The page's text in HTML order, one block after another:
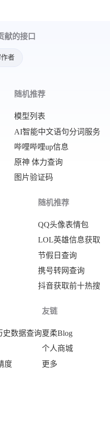
献的接口
者
随机推荐
模型列表
AI智能中文语句分词服务
哔哩哔哩up信息
原神 体力查询
图片验证码
随机推荐
QQ头像表情包
LOL英雄信息获取
节假日查询
携号转网查询
抖音获取前十热搜
史数据查询
度
友链
夏柔Blog
个人商城
更多